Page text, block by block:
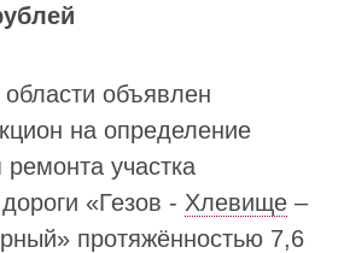
объявлен
на определение
участка
«Гезов - Хлевище –
протяжённостью 7,6